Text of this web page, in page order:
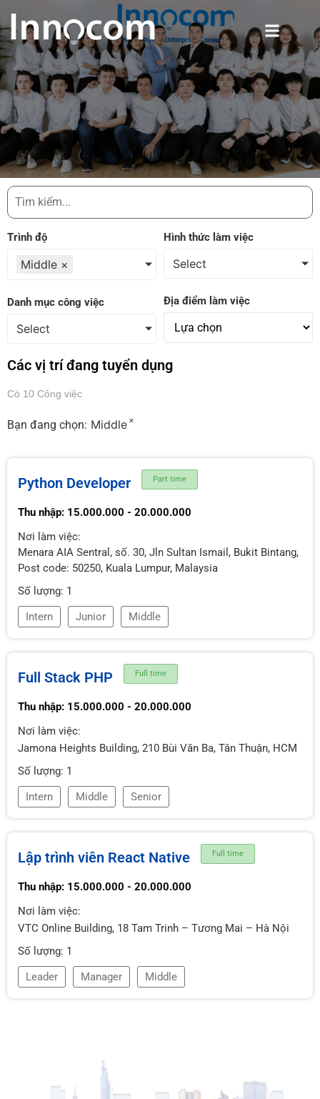
Trình độ
Middle ×
Danh mục công việc
Select
Hình thức làm việc
Select
Địa điểm làm việc
Các vị trí đang tuyển dụng
Có 10 Công việc
Bạn đang chọn: Middle ×
Python Developer Part time
Thu nhập: 15.000.000 - 20.000.000
Nơi làm việc:
Menara AIA Sentral, số. 30, Jln Sultan Ismail, Bukit Bintang,
Post code: 50250, Kuala Lumpur, Malaysia
Số lượng: 1
Intern
Junior Middle
Full Stack PHP Full time
Thu nhập: 15.000.000 - 20.000.000
Nơi làm việc:
Jamona Heights Building, 210 Bùi Văn Ba, Tân Thuận, HCM
Số lượng: 1
Intern
Middle Senior
Lập trình viên React Native Full time
Thu nhập: 15.000.000 - 20.000.000
Nơi làm việc:
VTC Online Building, 18 Tam Trinh – Tương Mai – Hà Nội
Số lượng: 1
Leader
Manager Middle